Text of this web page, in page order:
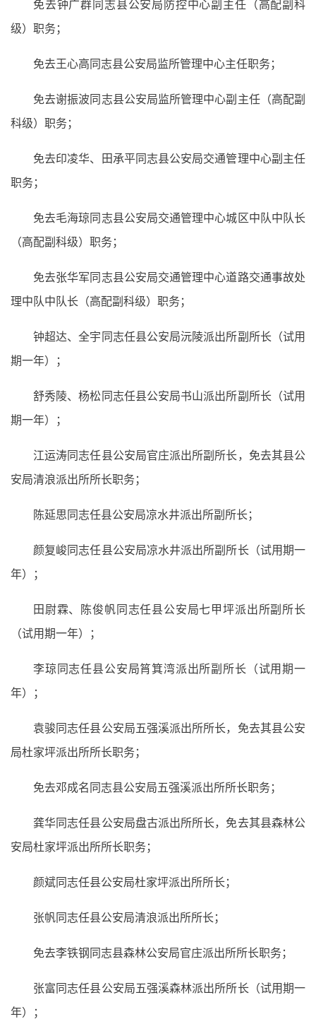
免去钟广群同志县公安局防控中心副主任（高配副科
级）职务；
免去王心高同志县公安局监所管理中心主任职务；
免去谢振波同志县公安局监所管理中心副主任（高配副
科级）职务；
免去印凌华、田承平同志县公安局交通管理中心副主任
职务；
免去毛海琼同志县公安局交通管理中心城区中队中队长
（高配副科级）职务；
免去张华军同志县公安局交通管理中心道路交通事故处
理中队中队长（高配副科级）职务；
钟超达、全宇同志任县公安局沅陵派出所副所长（试用
期一年）；
舒秀陵、杨松同志任县公安局书山派出所副所长（试用
期一年）；
江运涛同志任县公安局官庄派出所副所长，免去其县公
安局清浪派出所所长职务；
陈延思同志任县公安局凉水井派出所副所长；
颜复峻同志任县公安局凉水井派出所副所长（试用期一
年）；
田尉霖、陈俊帆同志任县公安局七甲坪派出所副所长
（试用期一年）；
李琼同志任县公安局筲箕湾派出所副所长（试用期一
年）；
袁骏同志任县公安局五强溪派出所所长，免去其县公安
局杜家坪派出所所长职务；
免去邓成名同志县公安局五强溪派出所所长职务；
龚华同志任县公安局盘古派出所所长，免去其县森林公
安局杜家坪派出所所长职务；
颜斌同志任县公安局杜家坪派出所所长；
张帆同志任县公安局清浪派出所所长；
免去李铁钢同志县森林公安局官庄派出所所长职务；
张富同志任县公安局五强溪森林派出所所长（试用期一
年）；